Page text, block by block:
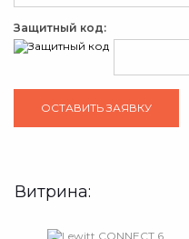
Защитный код:
Витрина: